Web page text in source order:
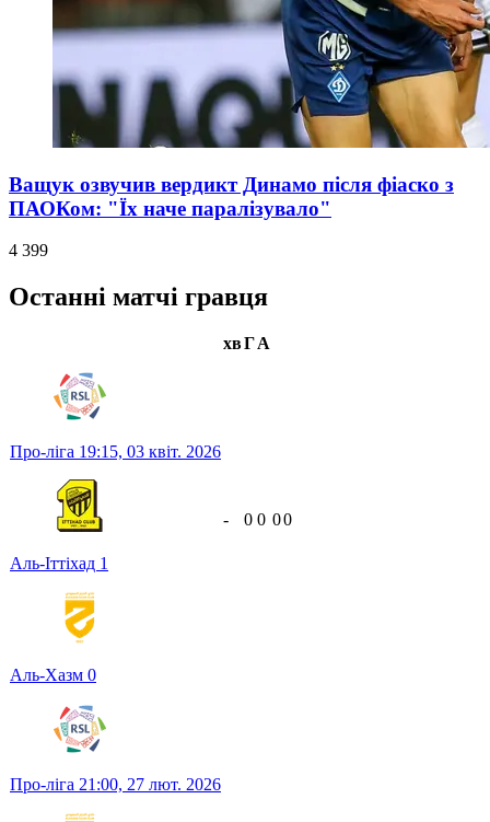
Ващук озвучив вердикт Динамо після фіаско з
ПАОКом: "Їх наче паралізувало"
4 399
Останні матчі гравця
хвГА
Про-ліга 19:15, 03 квіт. 2026
Аль-Іттіхад 1
Аль-Хазм 0
- 0 0 00
Про-ліга 21:00, 27 лют. 2026